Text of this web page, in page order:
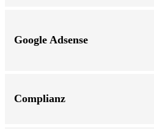
Google Adsense
Complianz